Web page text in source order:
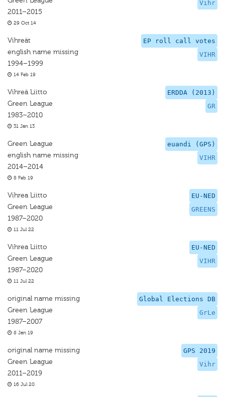
Vihr
2011–2015
29 Oct 14
EP roll call votes
VIHR
Vihreät
english name missing
1994–1999
14 Feb 19
ERDDA (2013)
GR
Vihreä Liitto
Green League
1983–2010
31 Jan 13
euandi (GPS)
VIHR
Green League
english name missing
2014–2014
8 Feb 19
EU-NED
GREENS
Vihrea Liitto
Green League
1987–2020
11 Jul 22
EU-NED
VIHR
Vihrea Liitto
Green League
1987–2020
11 Jul 22
Global Elections DB
GrLe
original name missing
Green League
1987–2007
8 Jan 19
GPS 2019
Vihr
original name missing
Green League
2011–2019
16 Jul 20